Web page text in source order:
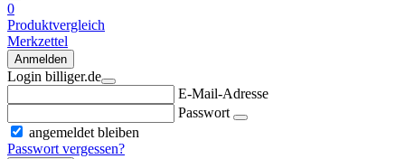
0
Produktvergleich
Merkzettel
Anmelden
Login billiger.de
E-Mail-Adresse
Passwort
angemeldet bleiben
Passwort vergessen?